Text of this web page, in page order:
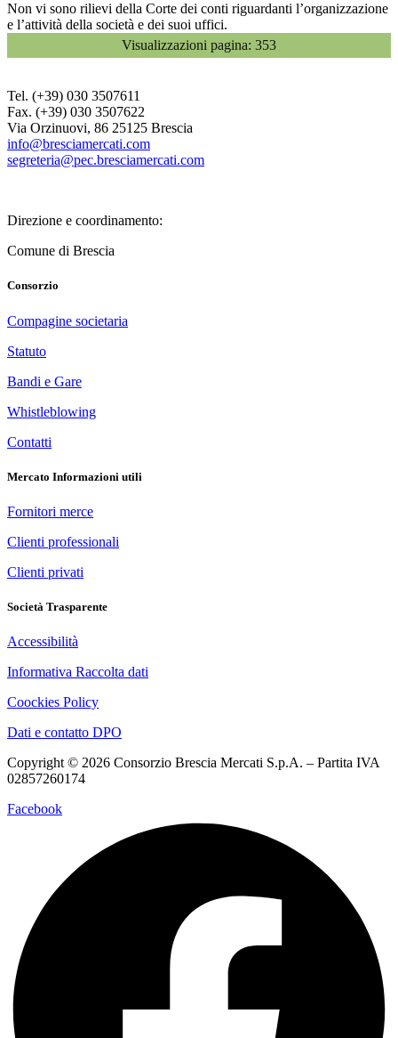
Non vi sono rilievi della Corte dei conti riguardanti l’organizzazione
e l’attività della società e dei suoi uffici.
Visualizzazioni pagina: 353
Tel. (+39) 030 3507611
Fax. (+39) 030 3507622
Via Orzinuovi, 86 25125 Brescia
info@bresciamercati.com
segreteria@pec.bresciamercati.com
Direzione e coordinamento:
Comune di Brescia
Consorzio
Compagine societaria
Statuto
Bandi e Gare
Whistle­blowing
Contatti
Mercato Informazioni utili
Fornitori merce
Clienti professionali
Clienti privati
Società Trasparente
Accessibilità
Informativa Raccolta dati
Coockies Policy
Dati e contatto DPO
Copyright © 2026 Consorzio Brescia Mercati S.p.A. – Partita IVA
02857260174
Facebook